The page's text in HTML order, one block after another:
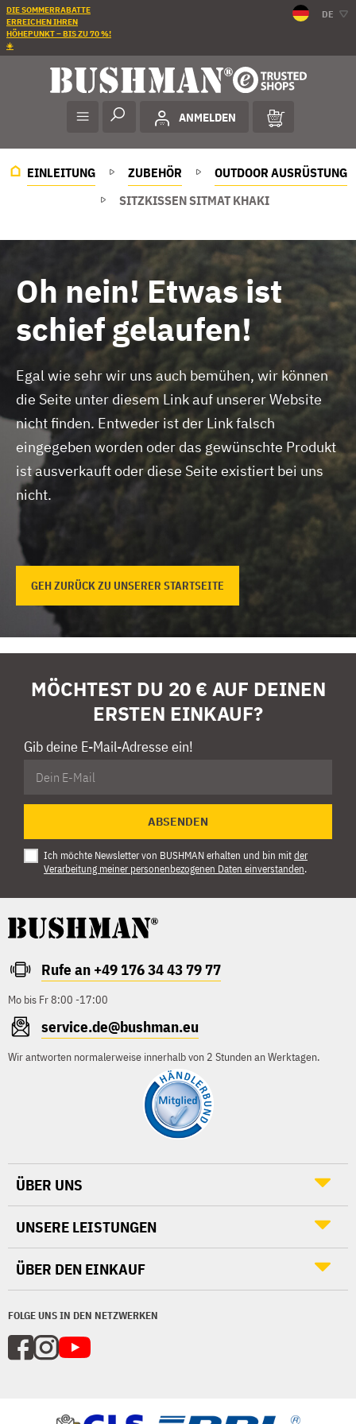
DIE SOMMERRABATTE
ERREICHEN IHREN
HÖHEPUNKT – BIS ZU 70 %!
☀️
DE
ANMELDEN
EINLEITUNG ZUBEHÖR
OUTDOOR AUSRÜSTUNG
SITZKISSEN SITMAT KHAKI
Oh nein! Etwas ist
schief gelaufen!
Egal wie sehr wir uns auch bemühen, wir können
die Seite unter diesem Link auf unserer Website
nicht finden. Entweder ist der Link falsch
eingegeben worden oder das gewünschte Produkt
ist ausverkauft oder diese Seite existiert bei uns
nicht.
GEH ZURÜCK ZU UNSERER STARTSEITE
MÖCHTEST DU 20 € AUF DEINEN
ERSTEN EINKAUF?
Gib deine E-Mail-Adresse ein!
ABSENDEN
Ich möchte Newsletter von BUSHMAN erhalten und bin mitder
Verarbeitung meiner personenbezogenen Daten einverstanden.
Rufe an +49 176 34 43 79 77
Mo bis Fr 8:00 -17:00
service.de@bushman.eu
Wir antworten normalerweise innerhalb von 2 Stunden an Werktagen.
FOLGE UNS IN DEN NETZWERKEN
ÜBER UNS
UNSERE LEISTUNGEN
ÜBER DEN EINKAUF